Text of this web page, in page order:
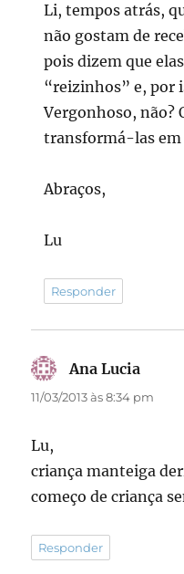
Li, tempos atrás,
não gostam de
pois dizem que
“reizinhos” e, por
Vergonhoso, não?
transformá-las em
Abraços,
Lu
Responder
Ana Lucia
11/03/2013 às 8:34 pm
Lu,
criança manteiga
começo de criança
Responder